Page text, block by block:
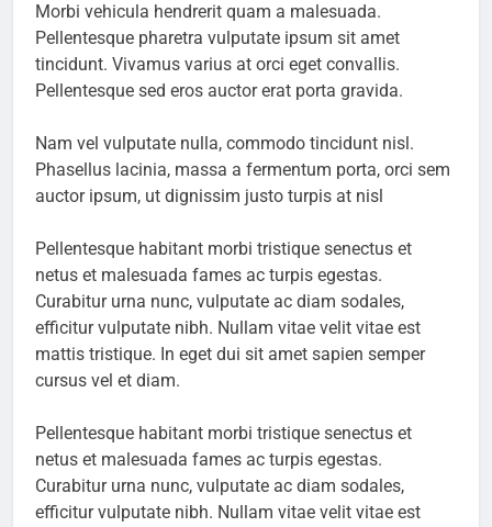
Morbi vehicula hendrerit quam a malesuada.
Pellentesque pharetra vulputate ipsum sit amet
tincidunt. Vivamus varius at orci eget convallis.
Pellentesque sed eros auctor erat porta gravida.
Nam vel vulputate nulla, commodo tincidunt nisl.
Phasellus lacinia, massa a fermentum porta, orci sem
auctor ipsum, ut dignissim justo turpis at nisl
Pellentesque habitant morbi tristique senectus et
netus et malesuada fames ac turpis egestas.
Curabitur urna nunc, vulputate ac diam sodales,
efficitur vulputate nibh. Nullam vitae velit vitae est
mattis tristique. In eget dui sit amet sapien semper
cursus vel et diam.
Pellentesque habitant morbi tristique senectus et
netus et malesuada fames ac turpis egestas.
Curabitur urna nunc, vulputate ac diam sodales,
efficitur vulputate nibh. Nullam vitae velit vitae est